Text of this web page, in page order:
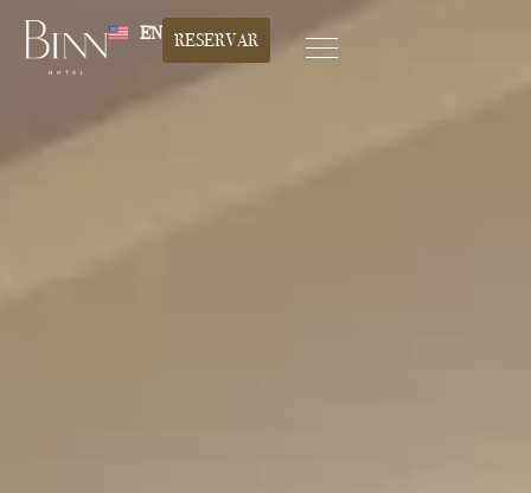
EN RESERVAR